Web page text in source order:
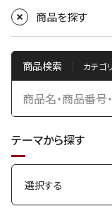
商品を探す
商品検索
テーマから探す